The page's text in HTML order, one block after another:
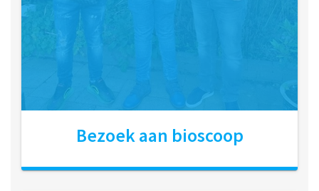
Bezoek aan bioscoop